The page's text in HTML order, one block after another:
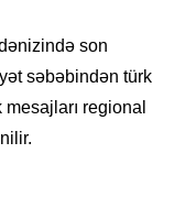
son
səbəbindən türk
regional